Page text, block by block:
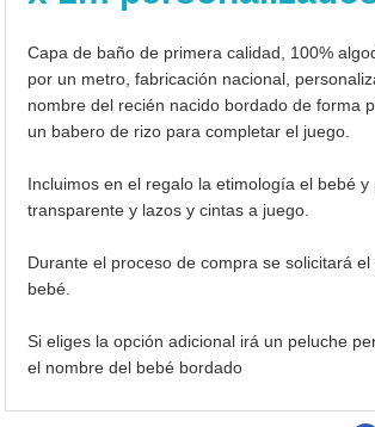
Capa de baño de primera calidad, 100%
por un metro, fabricación nacional,
nombre del recién nacido bordado de forma
un babero de rizo para completar el juego.
Incluimos en el regalo la etimología el bebé y
transparente y lazos y cintas a juego.
Durante el proceso de compra se solicitará
bebé.
Si eliges la opción adicional irá un peluche
el nombre del bebé bordado